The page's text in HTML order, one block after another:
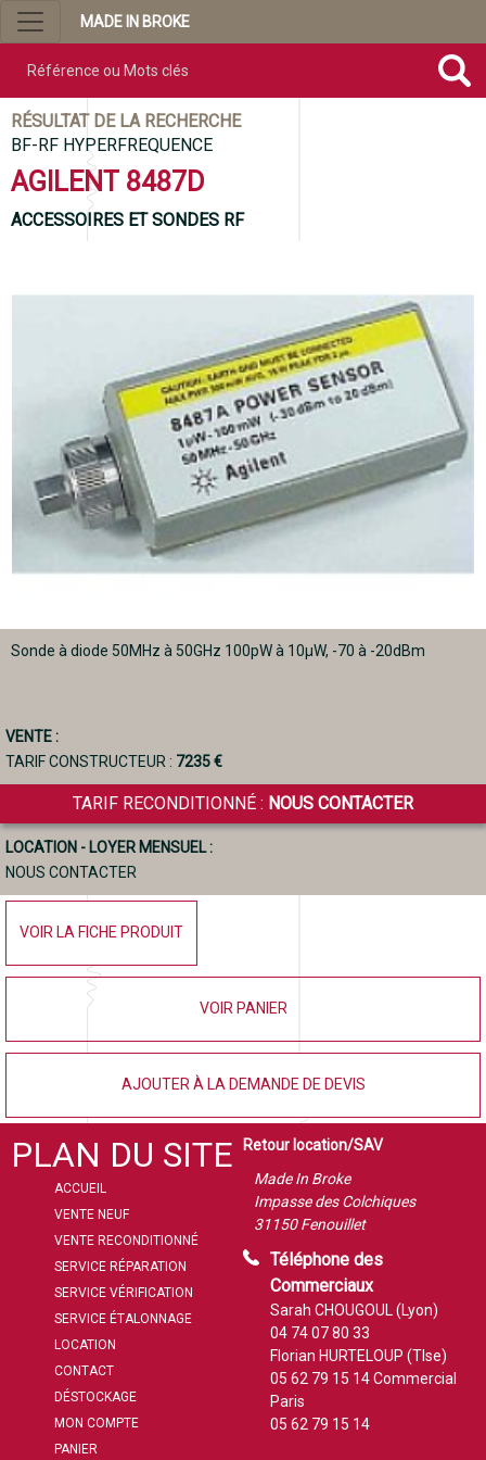
MADE IN BROKE
RÉSULTAT DE LA RECHERCHE
BF-RF HYPERFREQUENCE
AGILENT 8487D
ACCESSOIRES ET SONDES RF
Sonde à diode 50MHz à 50GHz 100pW à 10µW, -70 à -20dBm
VENTE :
TARIF CONSTRUCTEUR : 7235 €
TARIF RECONDITIONNÉ : NOUS CONTACTER
LOCATION - LOYER MENSUEL :
NOUS CONTACTER
VOIR LA FICHE PRODUIT
VOIR PANIER
AJOUTER À LA DEMANDE DE DEVIS
PLAN DU SITE
ACCUEIL
VENTE NEUF
VENTE RECONDITIONNÉ
SERVICE RÉPARATION
SERVICE VÉRIFICATION
SERVICE ÉTALONNAGE
LOCATION
CONTACT
DÉSTOCKAGE
MON COMPTE
PANIER
Retour location/SAV
Made In Broke
Impasse des Colchiques
31150 Fenouillet
Téléphone des
Commerciaux
Sarah CHOUGOUL (Lyon)
04 74 07 80 33
Florian HURTELOUP (Tlse)
05 62 79 15 14Commercial
Paris
05 62 79 15 14